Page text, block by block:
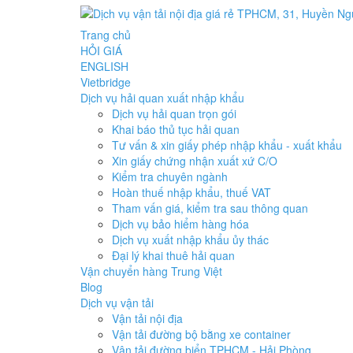
Trang chủ
HỎI GIÁ
ENGLISH
Vietbridge
Dịch vụ hải quan xuất nhập khẩu
Dịch vụ hải quan trọn gói
Khai báo thủ tục hải quan
Tư vấn & xin giấy phép nhập khẩu - xuất khẩu
Xin giấy chứng nhận xuất xứ C/O
Kiểm tra chuyên ngành
Hoàn thuế nhập khẩu, thuế VAT
Tham vấn giá, kiểm tra sau thông quan
Dịch vụ bảo hiểm hàng hóa
Dịch vụ xuất nhập khẩu ủy thác
Đại lý khai thuê hải quan
Vận chuyển hàng Trung Việt
Blog
Dịch vụ vận tải
Vận tải nội địa
Vận tải đường bộ bằng xe container
Vận tải đường biển TPHCM - Hải Phòng